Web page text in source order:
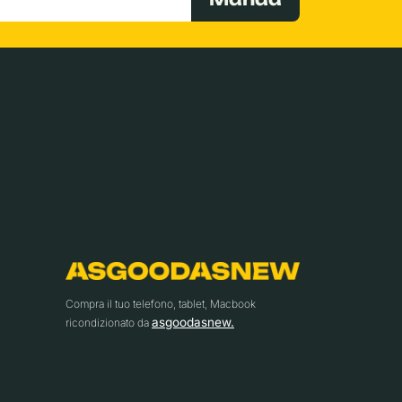
Compra il tuo telefono, tablet, Macbook
ricondizionato da asgoodasnew.